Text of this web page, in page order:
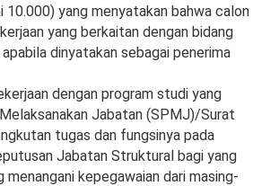
yang menyatakan bahwa calon
yang berkaitan dengan bidang
dinyatakan sebagai penerima
dengan program studi yang
Jabatan (SPMJ)/Surat
tugas dan fungsinya pada
Jabatan Struktural bagi yang
kepegawaian dari masing-